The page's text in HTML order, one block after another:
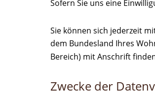
Sofern Sie uns eine
Sie können sich jederzeit
dem Bundesland Ihres
Bereich) mit Anschrift
Zwecke der